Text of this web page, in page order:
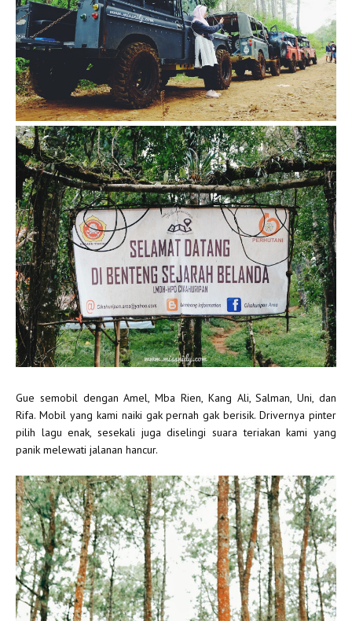
Gue semobil dengan Amel, Mba Rien, Kang Ali, Salman, Uni, dan
Rifa. Mobil yang kami naiki gak pernah gak berisik. Drivernya pinter
pilih lagu enak, sesekali juga diselingi suara teriakan kami yang
panik melewati jalanan hancur.